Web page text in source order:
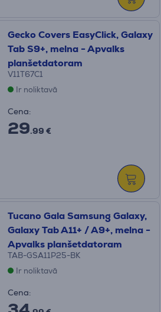
Gecko Covers EasyClick, Galaxy
Tab S9+, melna - Apvalks
planšetdatoram
V11T67C1
Ir noliktavā
Cena:
29.99 €
Tucano Gala Samsung Galaxy,
Galaxy Tab A11+ / A9+, melna -
Apvalks planšetdatoram
TAB-GSA11P25-BK
Ir noliktavā
Cena: